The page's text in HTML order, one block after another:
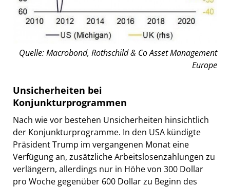
Quelle: Macrobond, Rothschild & Co Asset Management
Europe
Unsicherheiten bei
Konjunkturprogrammen
Nach wie vor bestehen Unsicherheiten hinsichtlich
der Konjunkturprogramme. In den USA kündigte
Präsident Trump im vergangenen Monat eine
Verfügung an, zusätzliche Arbeitslosenzahlungen zu
verlängern, allerdings nur in Höhe von 300 Dollar
pro Woche gegenüber 600 Dollar zu Beginn des